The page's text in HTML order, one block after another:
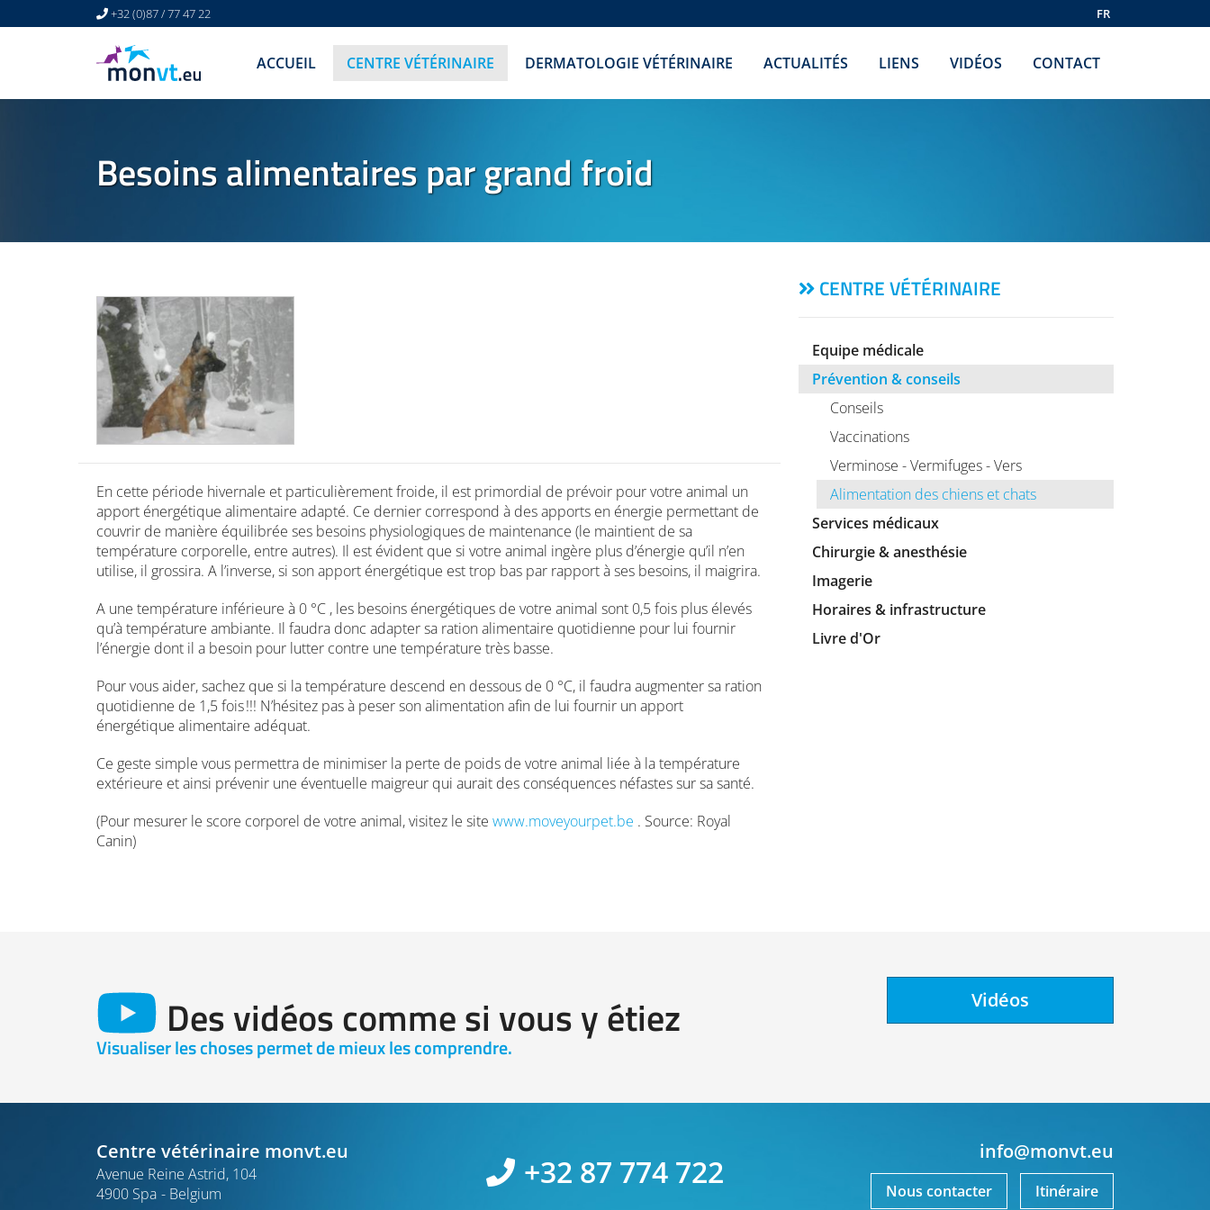
FR
+32 (0)87 / 77 47 22
ACCUEIL CENTRE VÉTÉRINAIRE DERMATOLOGIE VÉTÉRINAIRE ACTUALITÉS LIENS VIDÉOS CONTACT
Besoins alimentaires par grand froid
CENTRE VÉTÉRINAIRE
Equipe médicale
Prévention & conseils
Conseils
Vaccinations
Verminose - Vermifuges - Vers
Alimentation des chiens et chats
Services médicaux
Chirurgie & anesthésie
Imagerie
Horaires & infrastructure
Livre d'Or
En cette période hivernale et particulièrement froide, il est primordial de prévoir pour votre animal un
apport énergétique alimentaire adapté. Ce dernier correspond à des apports en énergie permettant de
couvrir de manière équilibrée ses besoins physiologiques de maintenance (le maintient de sa
température corporelle, entre autres). Il est évident que si votre animal ingère plus d’énergie qu’il n’en
utilise, il grossira. A l’inverse, si son apport énergétique est trop bas par rapport à ses besoins, il maigrira.
A une température inférieure à 0 °C , les besoins énergétiques de votre animal sont 0,5 fois plus élevés
qu’à température ambiante. Il faudra donc adapter sa ration alimentaire quotidienne pour lui fournir
l’énergie dont il a besoin pour lutter contre une température très basse.
Pour vous aider, sachez que si la température descend en dessous de 0 °C, il faudra augmenter sa ration
quotidienne de 1,5 fois !!! N’hésitez pas à peser son alimentation afin de lui fournir un apport
énergétique alimentaire adéquat.
Ce geste simple vous permettra de minimiser la perte de poids de votre animal liée à la température
extérieure et ainsi prévenir une éventuelle maigreur qui aurait des conséquences néfastes sur sa santé.
(Pour mesurer le score corporel de votre animal, visitez le site www.moveyourpet.be . Source: Royal
Canin)
Des vidéos comme si vous y étiez
Visualiser les choses permet de mieux les comprendre.
Vidéos
Centre vétérinaire monvt.eu
Avenue Reine Astrid, 104
4900 Spa
Belgium
+32 87 774 722
info@monvt.eu
Nous contacter Itinéraire